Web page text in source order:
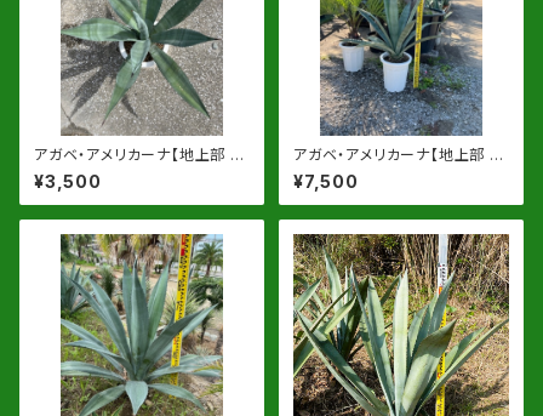
アガベ・アメリカーナ【地上部 約
40-50cm】8号鉢ｏｒ根巻物
¥3,500
アガベ・アメリカーナ【地上部 約
60-70cm】10号鉢ｏｒ根巻物
¥7,500